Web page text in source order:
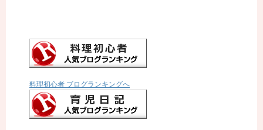
料理初心者 ブログランキングへ